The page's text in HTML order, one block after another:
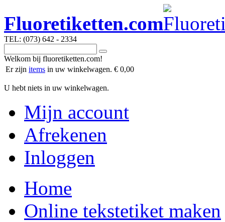
Fluoretiketten.com
TEL: (073) 642 - 2334
Welkom bij fluoretiketten.com!
Er zijn items in uw winkelwagen. € 0,00
U hebt niets in uw winkelwagen.
Mijn account
Afrekenen
Inloggen
Home
Online tekstetiket maken